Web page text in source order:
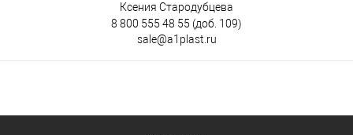
Ксения Стародубцева
8 800 555 48 55 (доб. 109)
sale@a1plast.ru